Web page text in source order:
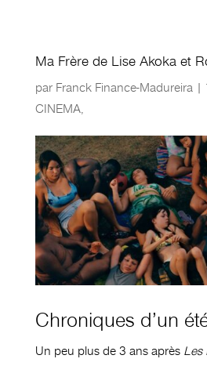
Ma Frère de Lise Akoka et
par Franck Finance-Madureira|
CINEMA,
Chroniques d’un
Un peu plus de 3 ans après Les